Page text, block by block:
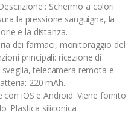
: Schermo a colori
la pressione sanguigna, la
e la distanza.
dei farmaci, monitoraggio del
principali: ricezione di
telecamera remota e
220 mAh.
iOS e Android. Viene fornito
Plastica siliconica.